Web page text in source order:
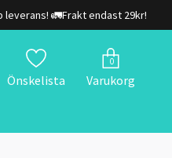
leverans! 🚛Frakt endast 29kr!
Önskelista
0
Varukorg